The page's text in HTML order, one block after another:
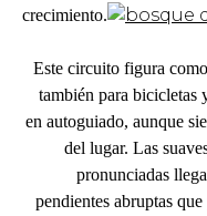
crecimiento.
Este circuito figura
también para bicicletas
en autoguiado, aunque
del lugar. Las
pronunciadas
pendientes abruptas